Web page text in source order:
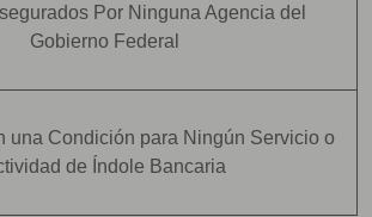
Por Ninguna Agencia del
Gobierno Federal
una Condición para Ningún Servicio o
de Índole Bancaria